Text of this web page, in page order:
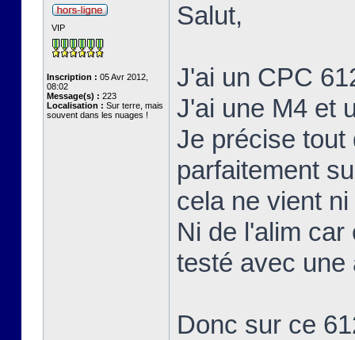
VIP
Inscription : 05 Avr 2012,
08:02
Message(s) : 223
Localisation : Sur terre, mais
souvent dans les nuages !
Salut,
J'ai un CPC
J'ai une M4 et
Je précise tout
parfaitement
cela ne vient
Ni de l'alim
testé avec une
Donc sur ce